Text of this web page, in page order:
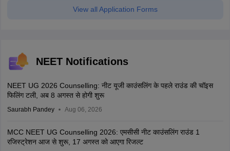
View all Application Forms
NEET Notifications
NEET UG 2026 Counselling: नीट यूजी काउंसलिंग के पहले राउंड की चॉइस
फिलिंग टली, अब 8 अगस्त से होगी शुरू
Saurabh Pandey Aug 06, 2026
MCC NEET UG Counselling 2026: एमसीसी नीट काउंसलिंग राउंड 1
रजिस्ट्रेशन आज से शुरू, 17 अगस्त को आएगा रिजल्ट